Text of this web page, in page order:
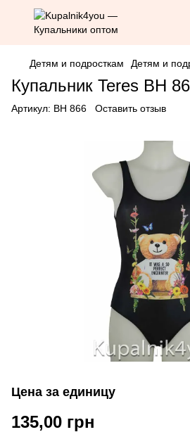
Детям и подросткам Детям и
Купальник Teres BH
Артикул: BH 866 Оставить отзыв
Цена за единицу
135,00 грн